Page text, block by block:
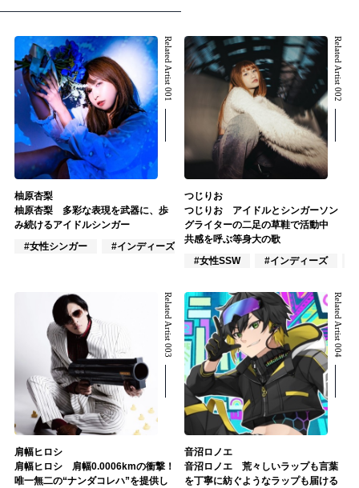
Related Artist 001
柚原杏梨
柚原杏梨 多彩な表現を武器に、歩
み続けるアイドルシンガー
#女性シンガー
#インディーズ #女性アイドル
Related Artist 002
つじりお
つじりお アイドルとシンガーソン
グライターの二足の草鞋で活動中
共感を呼ぶ等身大の歌
#女性SSW
#インディーズ
Related Artist 003
肩幅ヒロシ
肩幅ヒロシ 肩幅0.0006kmの衝撃！
唯一無二の“ナンダコレハ”を提供し
Related Artist 004
音沼ロノエ
音沼ロノエ 荒々しいラップも言葉
を丁寧に紡ぐようなラップも届ける